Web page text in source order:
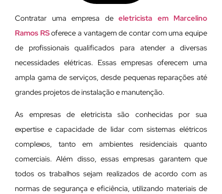
Contratar uma empresa de eletricista em Marcelino
Ramos RSoferece a vantagem de contar com uma equipe
de profissionais qualificados para atender a diversas
necessidades elétricas. Essas empresas oferecem uma
ampla gama de serviços, desde pequenas reparações até
grandes projetos de instalação e manutenção.
As empresas de eletricista são conhecidas por sua
expertise e capacidade de lidar com sistemas elétricos
complexos, tanto em ambientes residenciais quanto
comerciais. Além disso, essas empresas garantem que
todos os trabalhos sejam realizados de acordo com as
normas de segurança e eficiência, utilizando materiais de